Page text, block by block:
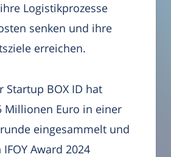
Logistikprozesse
senken und ihre
erreichen.
Startup BOX ID hat
Millionen Euro in einer
eingesammelt und
Award 2024